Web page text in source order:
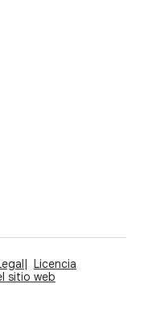
Licencia
sitio web